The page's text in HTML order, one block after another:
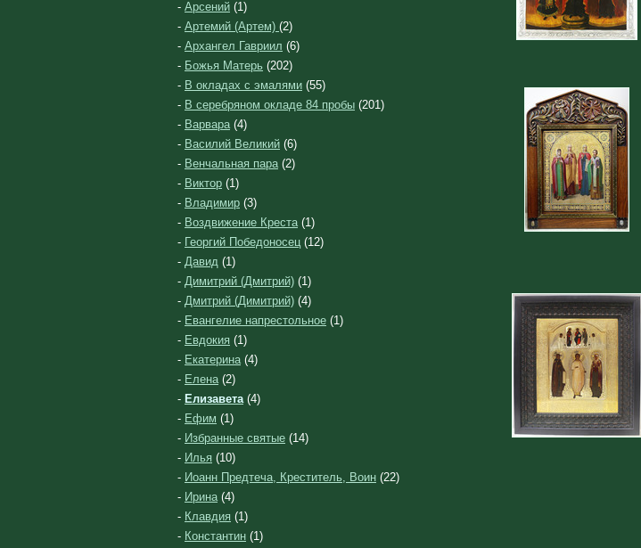
- Арсений (1)
- Артемий (Артем) (2)
- Архангел Гавриил (6)
- Божья Матерь (202)
- В окладах с эмалями (55)
- В серебряном окладе 84 пробы (201)
- Варвара(4)
- Василий Великий (6)
- Венчальная пара(2)
- Виктор (1)
- Владимир (3)
- Воздвижение Креста(1)
- Георгий Победоносец (12)
- Давид (1)
- Димитрий (Дмитрий) (1)
- Дмитрий (Димитрий) (4)
- Евангелие напрестольное (1)
- Евдокия (1)
- Екатерина(4)
- Елена(2)
- Елизавета(4)
- Ефим (1)
- Избранные святые (14)
- Илья (10)
- Иоанн Предтеча, Креститель, Воин (22)
- Ирина(4)
- Клавдия (1)
- Константин (1)